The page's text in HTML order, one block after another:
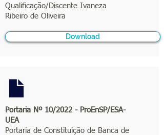
Qualificação/Discente Ivaneza
Ribeiro de Oliveira
Download
Portaria Nº 10/2022 - ProEnSP/ESA-
UEA
Portaria de Constituição de Banca de